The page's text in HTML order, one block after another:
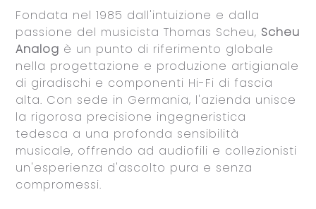
Fondata nel 1985 dall'intuizione e dalla
passione del musicista Thomas Scheu, Scheu
Analog è un punto di riferimento globale
nella progettazione e produzione artigianale
di giradischi e componenti Hi-Fi di fascia
alta. Con sede in Germania, l'azienda unisce
la rigorosa precisione ingegneristica
tedesca a una profonda sensibilità
musicale, offrendo ad audiofili e collezionisti
un'esperienza d'ascolto pura e senza
compromessi.